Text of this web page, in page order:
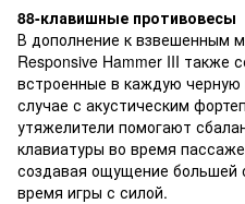
88-клавишные противовесы
В дополнение к взвешенным
Responsive Hammer III также
встроенные в каждую
случае с акустическим
утяжелители помогают
клавиатуры во время
создавая ощущение большей
время игры с силой.